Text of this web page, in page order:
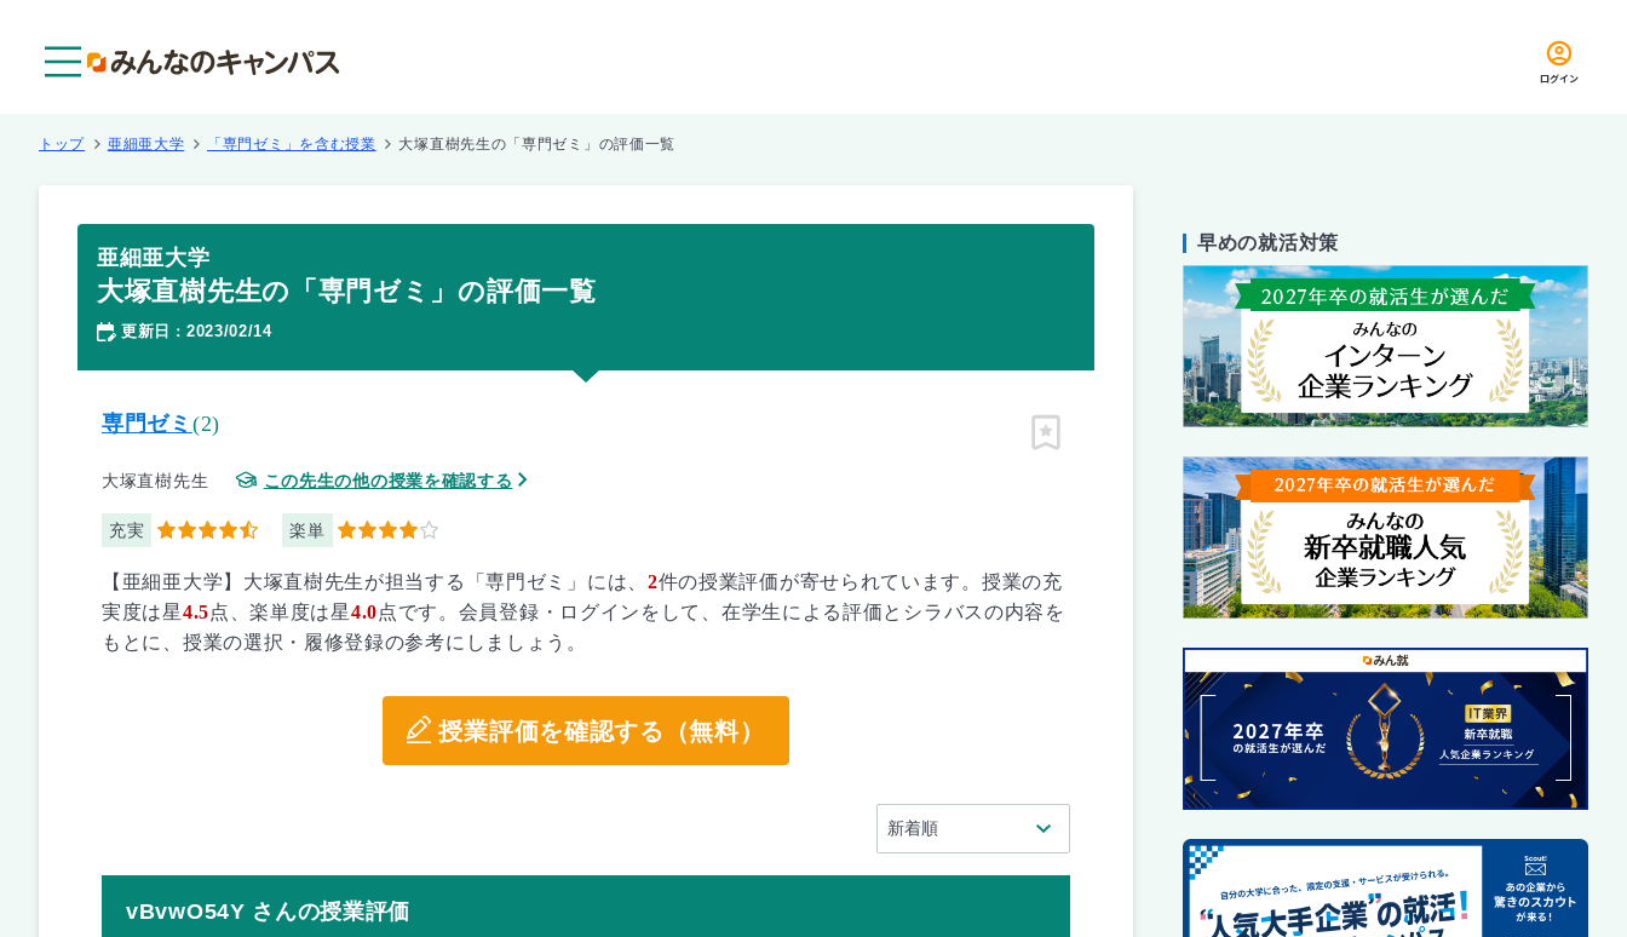
ログイン
トップ 亜細亜大学 「専門ゼミ」を含む授業 大塚直樹先生の「専門ゼミ」の評価一覧
亜細亜大学
大塚直樹先生の「専門ゼミ」の評価一覧
更新日 ： 2023/02/14
専門ゼミ (2)
大塚直樹先生 この先生の他の授業を確認する
充実 4.5 楽単 4
ピン留め
【亜細亜大学】大塚直樹先生が担当する「専門ゼミ」には、 2件の授業評価が寄せられています。授業の充
実度は星4.5点、楽単度は星4.0点です。会員登録・ログインをして、在学生による評価とシラバスの内容を
もとに、授業の選択・履修登録の参考にしましょう。
授業評価を確認する（無料）
vBvwO54Y さんの授業評価
早めの就活対策